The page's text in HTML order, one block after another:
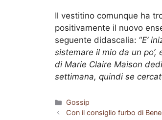
Il vestitino comunque ha
positivamente il nuovo
seguente didascalia: “E’
sistemare il mio da un po’,
di Marie Claire Maison
settimana, quindi se
Categorie
Gossip
Con il consiglio furbo di